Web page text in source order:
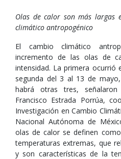
Olas de calor son más largas
climático antropogénico
El cambio climático
incremento de las olas de
intensidad. La primera ocurrió
segunda del 3 al 13 de
habrá otras tres, señalaron
Francisco Estrada Porrúa,
Investigación en Cambio
Nacional Autónoma de
olas de calor se definen
temperaturas extremas, que
y son características de la